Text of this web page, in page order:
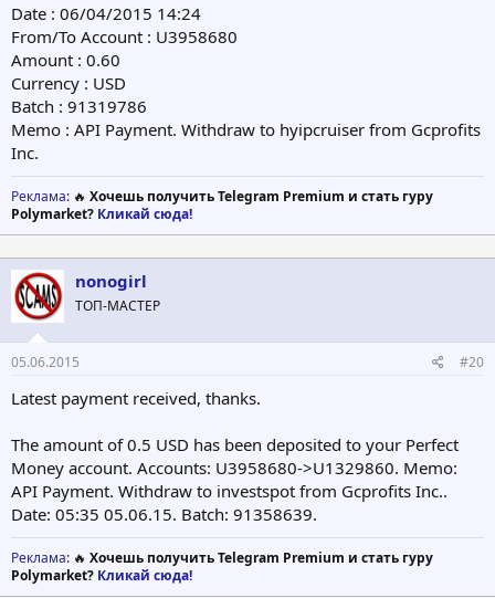
Date : 06/04/2015 14:24
From/To Account : U3958680
Amount : 0.60
Currency : USD
Batch : 91319786
Memo : API Payment. Withdraw to hyipcruiser from Gcprofits
Inc.
Реклама: 🔥 Хочешь получить Telegram Premium и стать гуру
Polymarket? Кликай сюда!
nonogirl
ТОП-МАСТЕР
05.06.2015 #20
Latest payment received, thanks.
The amount of 0.5 USD has been deposited to your Perfect
Money account. Accounts: U3958680->U1329860. Memo:
API Payment. Withdraw to investspot from Gcprofits Inc..
Date: 05:35 05.06.15. Batch: 91358639.
Реклама: 🔥 Хочешь получить Telegram Premium и стать гуру
Polymarket? Кликай сюда!